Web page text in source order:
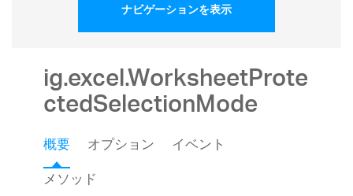
ナビゲーションを表示
ig.excel.WorksheetProte
ctedSelectionMode
概要 オプション
イベント
メソッド